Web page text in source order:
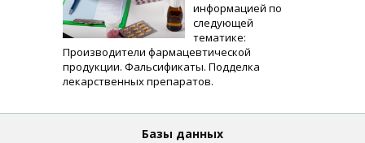
информацией по
следующей
тематике:
Производители фармацевтической
продукции. Фальсификаты. Подделка
лекарственных препаратов.
Базы данных